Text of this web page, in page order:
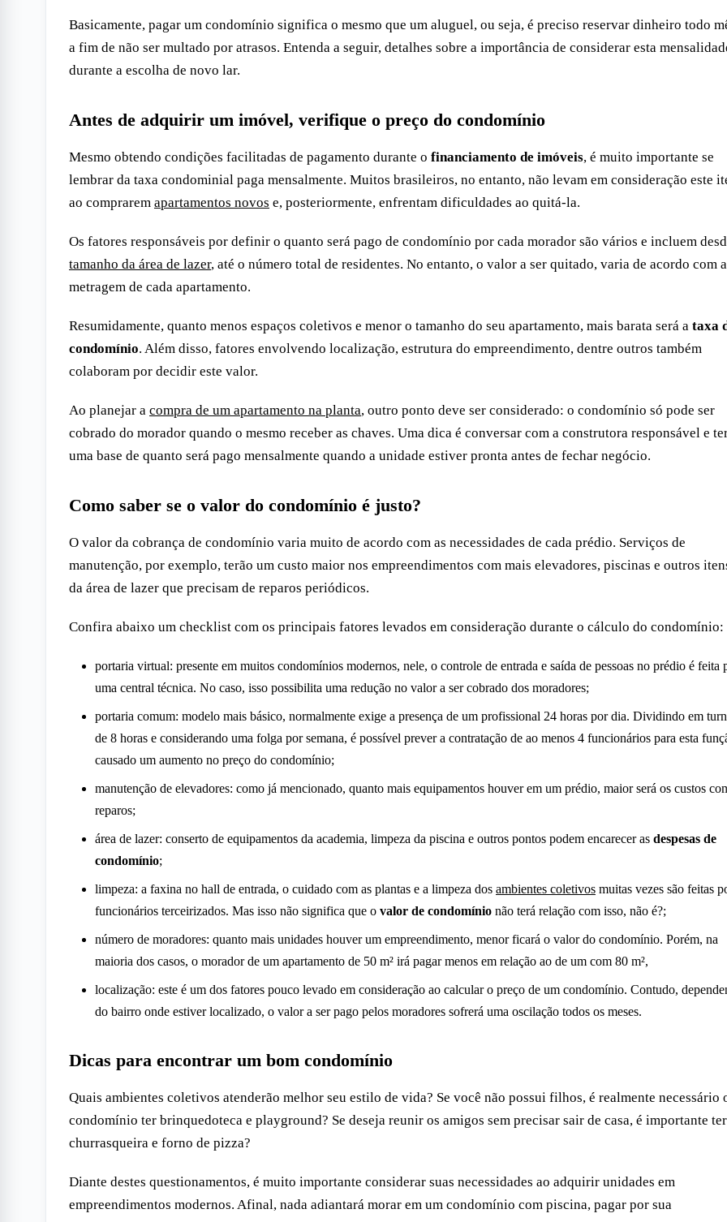
Basicamente, pagar um condomínio significa o mesmo que um aluguel, ou seja, é preciso reservar dinheiro todo
a fim de não ser multado por atrasos. Entenda a seguir, detalhes sobre a importância de considerar esta
durante a escolha de novo lar.
Antes de adquirir um imóvel, verifique o preço do condomínio
Mesmo obtendo condições facilitadas de pagamento durante o financiamento de imóveis, é muito importante se
lembrar da taxa condominial paga mensalmente. Muitos brasileiros, no entanto, não levam em consideração este
ao comprarem apartamentos novos e, posteriormente, enfrentam dificuldades ao quitá-la.
Os fatores responsáveis por definir o quanto será pago de condomínio por cada morador são vários e incluem
tamanho da área de lazer, até o número total de residentes. No entanto, o valor a ser quitado, varia de acordo com a
metragem de cada apartamento.
Resumidamente, quanto menos espaços coletivos e menor o tamanho do seu apartamento, mais barata será a taxa
condomínio. Além disso, fatores envolvendo localização, estrutura do empreendimento, dentre outros também
colaboram por decidir este valor.
Ao planejar a compra de um apartamento na planta, outro ponto deve ser considerado: o condomínio só pode ser
cobrado do morador quando o mesmo receber as chaves. Uma dica é conversar com a construtora responsável e
uma base de quanto será pago mensalmente quando a unidade estiver pronta antes de fechar negócio.
Como saber se o valor do condomínio é justo?
O valor da cobrança de condomínio varia muito de acordo com as necessidades de cada prédio. Serviços de
manutenção, por exemplo, terão um custo maior nos empreendimentos com mais elevadores, piscinas e outros
da área de lazer que precisam de reparos periódicos.
Confira abaixo um checklist com os principais fatores levados em consideração durante o cálculo do condomínio:
portaria virtual: presente em muitos condomínios modernos, nele, o controle de entrada e saída de pessoas no prédio é feita
uma central técnica. No caso, isso possibilita uma redução no valor a ser cobrado dos moradores;
portaria comum: modelo mais básico, normalmente exige a presença de um profissional 24 horas por dia. Dividindo em
de 8 horas e considerando uma folga por semana, é possível prever a contratação de ao menos 4 funcionários para esta
causado um aumento no preço do condomínio;
manutenção de elevadores: como já mencionado, quanto mais equipamentos houver em um prédio, maior será os custos
reparos;
área de lazer: conserto de equipamentos da academia, limpeza da piscina e outros pontos podem encarecer as despesas de
condomínio;
limpeza: a faxina no hall de entrada, o cuidado com as plantas e a limpeza dos ambientes coletivos muitas vezes são feitas
funcionários terceirizados. Mas isso não significa que o valor de condomínio não terá relação com isso, não é?;
número de moradores: quanto mais unidades houver um empreendimento, menor ficará o valor do condomínio. Porém, na
maioria dos casos, o morador de um apartamento de 50 m² irá pagar menos em relação ao de um com 80 m²,
localização: este é um dos fatores pouco levado em consideração ao calcular o preço de um condomínio. Contudo,
do bairro onde estiver localizado, o valor a ser pago pelos moradores sofrerá uma oscilação todos os meses.
Dicas para encontrar um bom condomínio
Quais ambientes coletivos atenderão melhor seu estilo de vida? Se você não possui filhos, é realmente necessário
condomínio ter brinquedoteca e playground? Se deseja reunir os amigos sem precisar sair de casa, é importante ter
churrasqueira e forno de pizza?
Diante destes questionamentos, é muito importante considerar suas necessidades ao adquirir unidades em
empreendimentos modernos. Afinal, nada adiantará morar em um condomínio com piscina, pagar por sua